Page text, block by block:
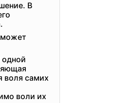
В
может
одной
воля самих
воли их